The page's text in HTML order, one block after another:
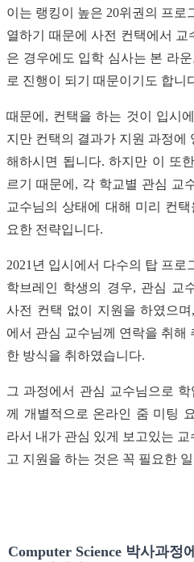
이는 랭킹이 높은 20위권의 프로
열하기 때문에 사전 컨택에서
은 경우에도 입학 심사는 본 라
로 진행이 되기 때문이기도 합니
때문에, 컨택을 하는 것이 입시
지만 컨택의 결과가 지원 과정에
해하시면 됩니다. 하지만 이 또
르기 때문에, 각 학교별 관심 교
교수님의 상태에 대해 미리 컨
요한 전략입니다.
2021년 입시에서 다수의 탑 프
학브레인 학생의 경우, 관심 교
사전 컨택 없이 지원을 하였으
에서 관심 교수님께 연락을 취해
한 방식을 취하였습니다.
그 과정에서 관심 교수님으로
께 개별적으로 온라인 줌 미팅
라서 내가 관심 있게 보고있는
고 지원을 하는 것은 꼭 필요한
Computer Science 박사과정